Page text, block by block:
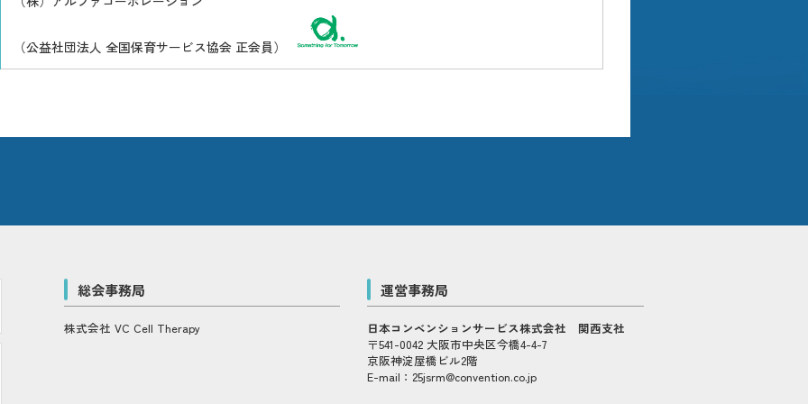
（公益社団法人 全国保育サービス協会 正会員）
総会事務局
株式会社 VC Cell Therapy
運営事務局
日本コンベンションサービス株式会社 関西支社
〒541-0042 大阪市中央区今橋4-4-7
京阪神淀屋橋ビル2階
E-mail：25jsrm@convention.co.jp